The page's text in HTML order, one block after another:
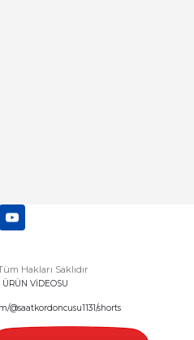
Hakları Saklıdır
ÜRÜN VİDEOSU
@saatkordoncusu1131/shorts